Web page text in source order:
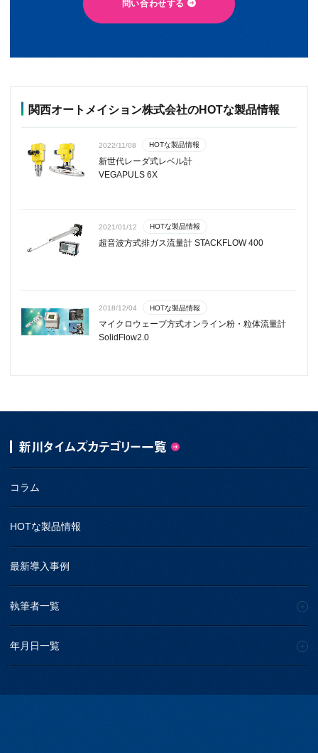
問い合わせする
関西オートメイション株式会社のHOTな製品情報
2022/11/08 HOTな製品情報
新世代レーダ式レベル計
VEGAPULS 6X
2021/01/12 HOTな製品情報
超音波方式排ガス流量計 STACKFLOW 400
2018/12/04 HOTな製品情報
マイクロウェーブ方式オンライン粉・粒体流量計
SolidFlow2.0
新川タイムズカテゴリー一覧
コラム
HOTな製品情報
最新導入事例
執筆者一覧
年月日一覧